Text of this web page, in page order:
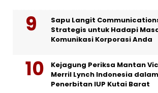
Sapu Langit
Strategis untuk Hadapi
Komunikasi Korporasi Anda
Kejagung Periksa Mantan
Merril Lynch Indonesia
Penerbitan IUP Kutai Barat